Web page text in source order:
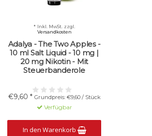
Adalya - The Two Apples -
10 ml Salt Liquid - 10 mg |
20 mg Nikotin - Mit
Steuerbanderole
€9,60 * Grundpreis: €9,60 / Stück
* Inkl. MwSt. zzgl.
Versandkosten
Verfügbar
In den Warenkorb